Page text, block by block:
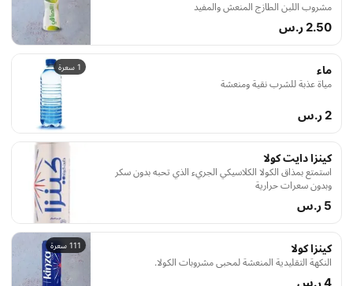
مشروب اللبن الطازج المنعش والمفيد
2.50 ر.س
1 سعرة ماء
مياة عذبة للشرب نقية ومنعشة
2 ر.س
كينزا دايت كولا
استمتع بمذاق الكولا الكلاسيكي الجريء الذي تحبه بدون سكر
وبدون سعرات حرارية
5 ر.س
111 سعرة كينزا كولا
النكهة التقليدية المنعشة لمحبي مشروبات الكولا.
4 ر.س